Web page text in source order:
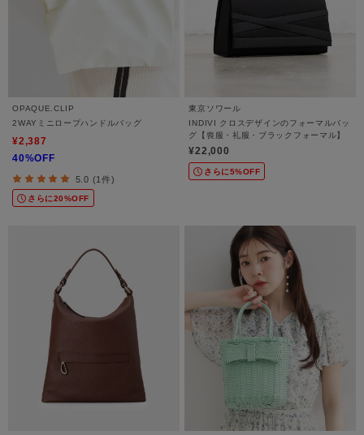
OPAQUE.CLIP
2WAYミニロープハンドルバッグ
¥2,387
40%OFF
5.0 (1件)
さらに20%OFF
東京ソワール
INDIVI クロスデザインのフォーマルバッ
グ【喪服・礼服・ブラックフォーマル】
¥22,000
さらに5%OFF